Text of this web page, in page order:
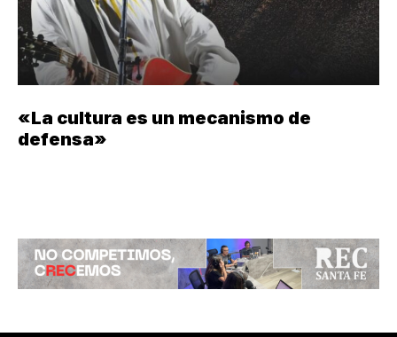
«La cultura es un mecanismo de
defensa»